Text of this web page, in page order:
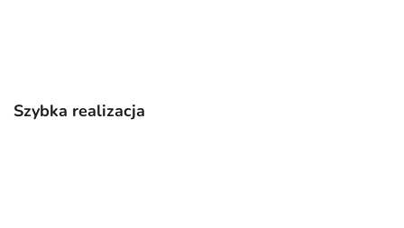
Szybka realizacja